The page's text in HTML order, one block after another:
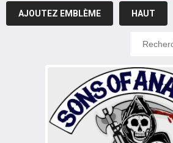
AJOUTEZ EMBLÈME HAUT